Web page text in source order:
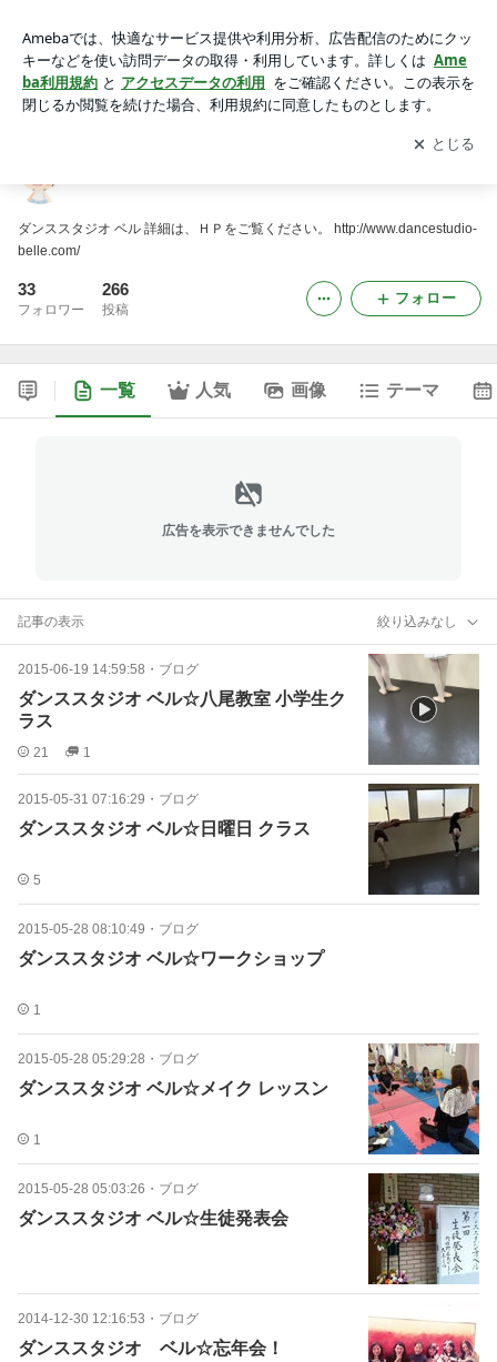
アプリをダウンロードして ブログの更新通知
を受け取りまし
ょう。
開く
ダンススタジオ ベル 詳細は、ＨＰをご覧ください。 http://www.dancestudio-
belle.com/
33
フォロワー
266
投稿
フォロー
一覧 人気 画像 テーマ
広告を表示できませんでした
記事の表示 絞り込みなし
2015-06-19 14:59:58 ・ ブログ
ダンススタジオ ベル☆八尾教室 小学生ク
ラス
21 1
2015-05-31 07:16:29 ・ ブログ
ダンススタジオ ベル☆日曜日 クラス
5
2015-05-28 08:10:49 ・ ブログ
ダンススタジオ ベル☆ワークショップ
1
2015-05-28 05:29:28 ・ ブログ
ダンススタジオ ベル☆メイク レッスン
1
2015-05-28 05:03:26 ・ ブログ
ダンススタジオ ベル☆生徒発表会
2014-12-30 12:16:53 ・ ブログ
ダンススタジオ ベル☆忘年会！